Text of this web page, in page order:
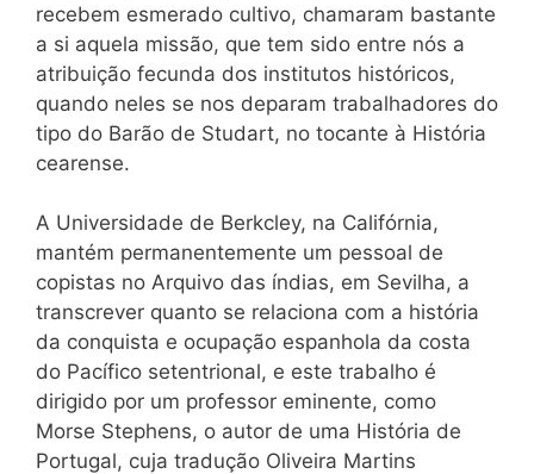
recebem esmerado cultivo, chamaram bastante
a si aquela missão, que tem sido entre nós a
atribuição fecunda dos institutos históricos,
quando neles se nos deparam trabalhadores do
tipo do Barão de Studart, no tocante à História
cearense.
A Universidade de Berkcley, na Califórnia,
mantém permanentemente um pessoal de
copistas no Arquivo das índias, em Sevilha, a
transcrever quanto se relaciona com a história
da conquista e ocupação espanhola da costa
do Pacífico setentrional, e este trabalho é
dirigido por um professor eminente, como
Morse Stephens, o autor de uma História de
Portugal, cuja tradução Oliveira Martins